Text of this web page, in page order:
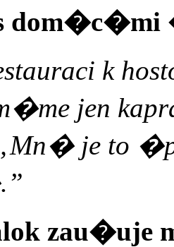
dom�c�mi
k
jen
je to
zau�uje